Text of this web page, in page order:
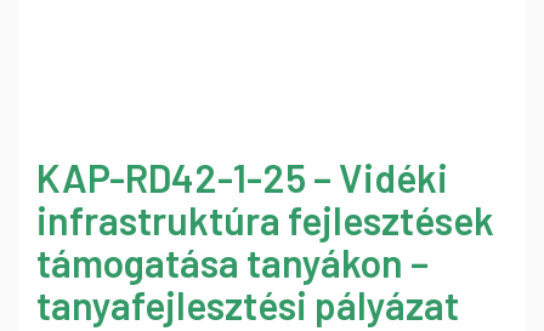
KAP-RD42-1-25 – Vidéki
infrastruktúra fejlesztések
támogatása tanyákon –
tanyafejlesztési pályázat